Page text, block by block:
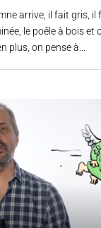
arrive, il fait gris, il
le poêle à bois et
plus, on pense à...